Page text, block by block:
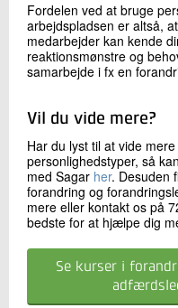
Fordelen ved at bruge
arbejdspladsen er altså,
medarbejder kan kende
reaktionsmønstre og
samarbejde i fx en
Vil du vide mere?
Har du lyst til at vide
personlighedstyper, så
med Sagar her. Desuden
forandring og
mere eller kontakt os på
bedste for at hjælpe dig
Se kurser i